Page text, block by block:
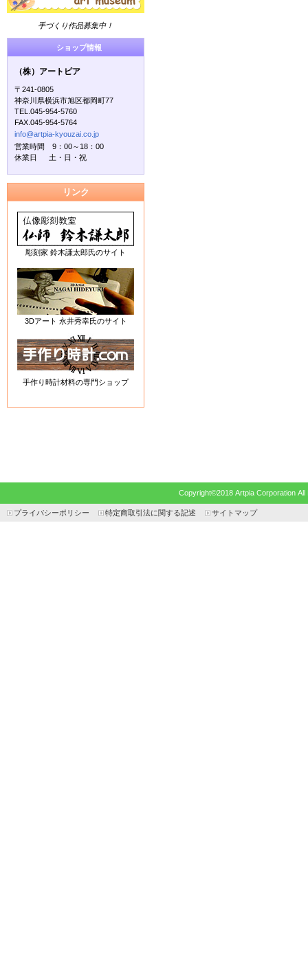
手づくり作品募集中！
ショップ情報
（株）アートピア
〒241-0805
神奈川県横浜市旭区都岡町77
TEL.045-954-5760
FAX.045-954-5764
info@artpia-kyouzai.co.jp
営業時間 9：00～18：00
休業日 土・日・祝
リンク
彫刻家 鈴木謙太郎氏のサイト
3Dアート 永井秀幸氏のサイト
手作り時計材料の専門ショップ
Copyright©2018 Artpia Corporation
プライバシーポリシー 特定商取引法に関する記述 サイトマップ